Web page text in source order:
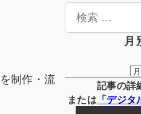
制作・流
検
月
月
別
の
記事の詳
または 「デジタ